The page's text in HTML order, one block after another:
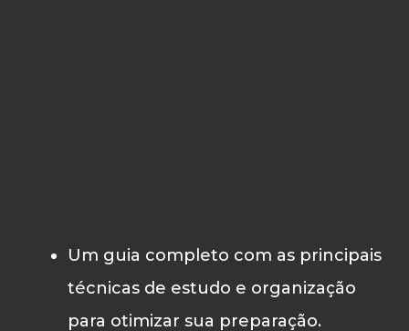
Um guia completo com as principais
técnicas de estudo e organização
para otimizar sua preparação.